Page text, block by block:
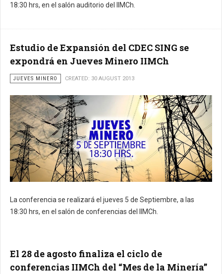
18:30 hrs, en el salón auditorio del IIMCh.
Estudio de Expansión del CDEC SING se
expondrá en Jueves Minero IIMCh
JUEVES MINERO CREATED: 30 AUGUST 2013
La conferencia se realizará el jueves 5 de Septiembre, a las
18:30 hrs, en el salón de conferencias del IIMCh.
El 28 de agosto finaliza el ciclo de
conferencias IIMCh del “Mes de la Minería”